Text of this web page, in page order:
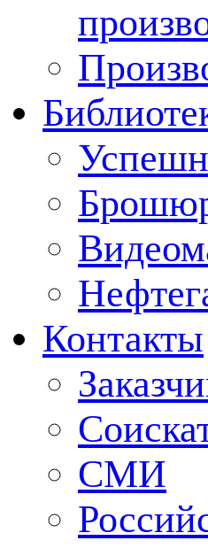
Контакты
СМИ